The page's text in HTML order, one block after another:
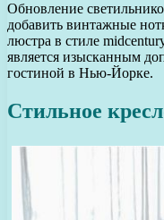
Обновление
добавить винтажные
люстра в стиле
является изысканным
гостиной в Нью-Йорке.
Стильное